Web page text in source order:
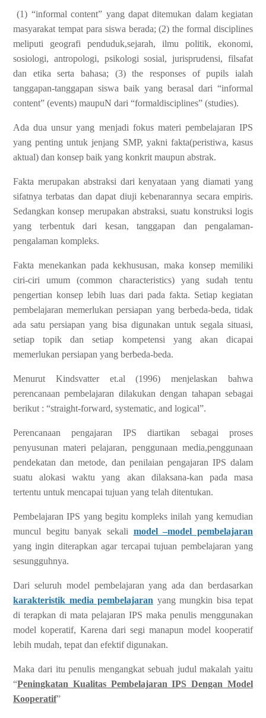
(1) “informal content” yang dapat ditemukan dalam kegiatan
masyarakat tempat para siswa berada; (2) the formal disciplines
meliputi geografi penduduk,sejarah, ilmu politik, ekonomi,
sosiologi, antropologi, psikologi sosial, jurisprudensi, filsafat
dan etika serta bahasa; (3) the responses of pupils ialah
tanggapan-tanggapan siswa baik yang berasal dari “informal
content” (events) maupuN dari “formaldisciplines” (studies).
Ada dua unsur yang menjadi fokus materi pembelajaran IPS
yang penting untuk jenjang SMP, yakni fakta(peristiwa, kasus
aktual) dan konsep baik yang konkrit maupun abstrak.
Fakta merupakan abstraksi dari kenyataan yang diamati yang
sifatnya terbatas dan dapat diuji kebenarannya secara empiris.
Sedangkan konsep merupakan abstraksi, suatu konstruksi logis
yang terbentuk dari kesan, tanggapan dan pengalaman-
pengalaman kompleks.
Fakta menekankan pada kekhususan, maka konsep memiliki
ciri-ciri umum (common characteristics) yang sudah tentu
pengertian konsep lebih luas dari pada fakta. Setiap kegiatan
pembelajaran memerlukan persiapan yang berbeda-beda, tidak
ada satu persiapan yang bisa digunakan untuk segala situasi,
setiap topik dan setiap kompetensi yang akan dicapai
memerlukan persiapan yang berbeda-beda.
Menurut Kindsvatter et.al (1996) menjelaskan bahwa
perencanaan pembelajaran dilakukan dengan tahapan sebagai
berikut : “straight-forward, systematic, and logical”.
Perencanaan pengajaran IPS diartikan sebagai proses
penyusunan materi pelajaran, penggunaan media,penggunaan
pendekatan dan metode, dan penilaian pengajaran IPS dalam
suatu alokasi waktu yang akan dilaksana-kan pada masa
tertentu untuk mencapai tujuan yang telah ditentukan.
Pembelajaran IPS yang begitu kompleks inilah yang kemudian
muncul begitu banyak sekali model –model pembelajaran
yang ingin diterapkan agar tercapai tujuan pembelajaran yang
sesungguhnya.
Dari seluruh model pembelajaran yang ada dan berdasarkan
karakteristik media pembelajaran yang mungkin bisa tepat
di terapkan di mata pelajaran IPS maka penulis menggunakan
model koperatif, Karena dari segi manapun model kooperatif
lebih mudah, tepat dan efektif digunakan.
Maka dari itu penulis mengangkat sebuah judul makalah yaitu
“Peningkatan Kualitas Pembelajaran IPS Dengan Model
Kooperatif”